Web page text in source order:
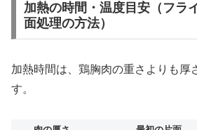
加熱の時間・温度目安（フラ
面処理の方法）
加熱時間は、鶏胸肉の重さよりも厚
す。